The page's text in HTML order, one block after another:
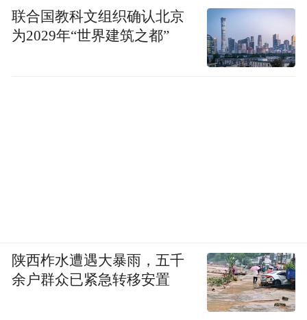
联合国教科文组织确认北京
为2029年“世界建筑之都”
陕西柞水遭遇大暴雨，五千
余户群众已紧急转移安置